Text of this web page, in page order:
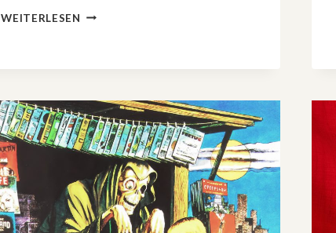
WEITERLESEN DIE
YEARS
LATER«